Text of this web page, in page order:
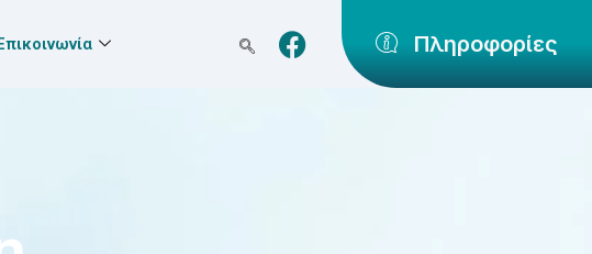
Πληροφορίες